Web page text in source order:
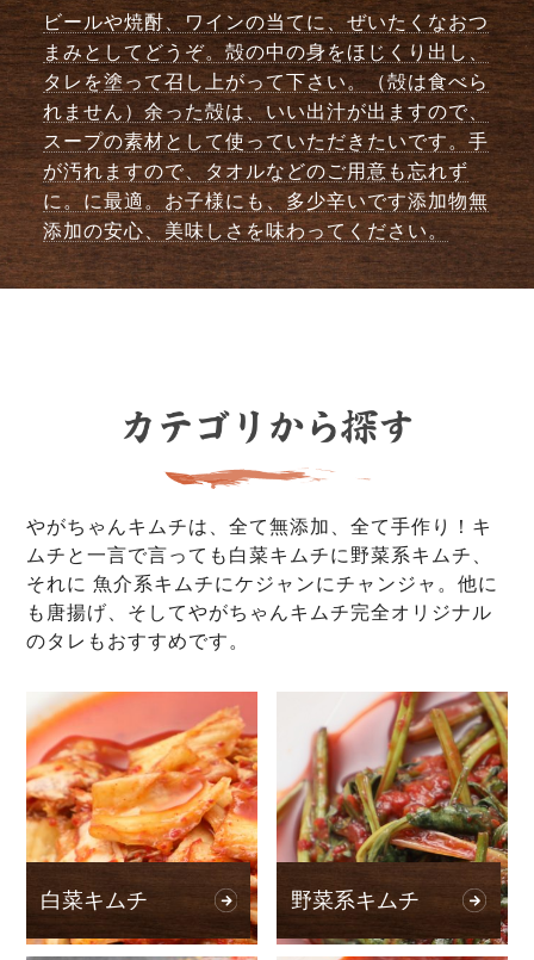
ビールや焼酎、ワインの当てに、ぜいたくなおつ
まみとしてどうぞ。殻の中の身をほじくり出し、
タレを塗って召し上がって下さい。（殻は食べら
れません）余った殻は、いい出汁が出ますので、
スープの素材として使っていただきたいです。手
が汚れますので、タオルなどのご用意も忘れず
に。に最適。お子様にも、多少辛いです添加物無
添加の安心、美味しさを味わってください。
やがちゃんキムチは、全て無添加、全て手作り！キ
ムチと一言で言っても白菜キムチに野菜系キムチ、
それに 魚介系キムチにケジャンにチャンジャ。他に
も唐揚げ、そしてやがちゃんキムチ完全オリジナル
のタレもおすすめです。
白菜キムチ 野菜系キムチ